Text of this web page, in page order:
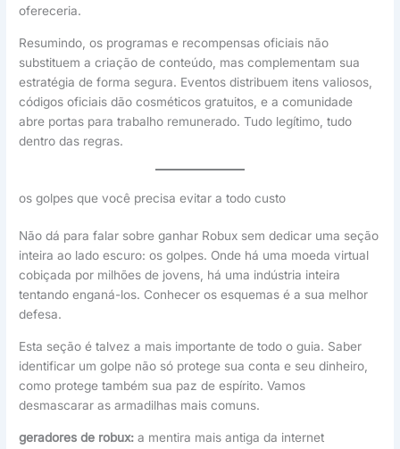
ofereceria.
Resumindo, os programas e recompensas oficiais não
substituem a criação de conteúdo, mas complementam sua
estratégia de forma segura. Eventos distribuem itens valiosos,
códigos oficiais dão cosméticos gratuitos, e a comunidade
abre portas para trabalho remunerado. Tudo legítimo, tudo
dentro das regras.
os golpes que você precisa evitar a todo custo
Não dá para falar sobre ganhar Robux sem dedicar uma seção
inteira ao lado escuro: os golpes. Onde há uma moeda virtual
cobiçada por milhões de jovens, há uma indústria inteira
tentando enganá-los. Conhecer os esquemas é a sua melhor
defesa.
Esta seção é talvez a mais importante de todo o guia. Saber
identificar um golpe não só protege sua conta e seu dinheiro,
como protege também sua paz de espírito. Vamos
desmascarar as armadilhas mais comuns.
geradores de robux: a mentira mais antiga da internet